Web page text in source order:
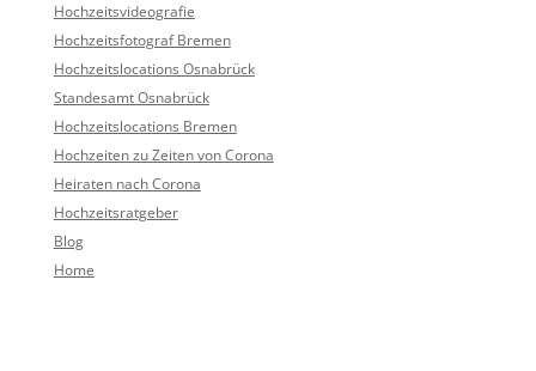
Hochzeitsvideografie
Hochzeitsfotograf Bremen
Hochzeitslocations Osnabrück
Standesamt Osnabrück
Hochzeitslocations Bremen
Hochzeiten zu Zeiten von Corona
Heiraten nach Corona
Hochzeitsratgeber
Blog
Home